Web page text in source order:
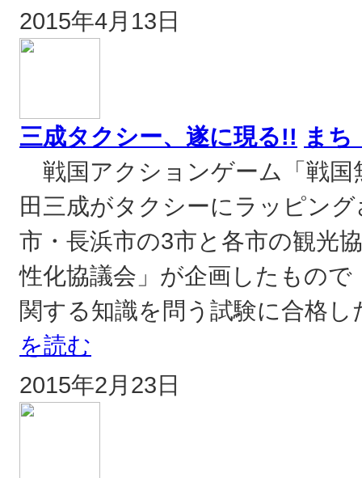
2015年4月13日
三成タクシー、遂に現る!! まち
戦国アクションゲーム「戦国
田三成がタクシーにラッピン
市・長浜市の3市と各市の観光
性化協議会」が企画したもの
関する知識を問う試験に合格
を読む
2015年2月23日